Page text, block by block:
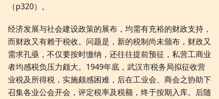
（p320）。
经济发展与社会建设政策的展布，均需有充裕的财政支持，
而财政又有赖于税收。问题是，新的税制尚未颁布，财政又
需求孔亟，不仅要按时缴纳，还往往提前预征，私营工商业
者均感税负压力颇大。1949年底，武汉市税务局拟征收营
业税及所得税，实施颇感困难，后在工业会、商会之协助下
召集各业公会开会，评定税率及税额，终于按期入库。后随